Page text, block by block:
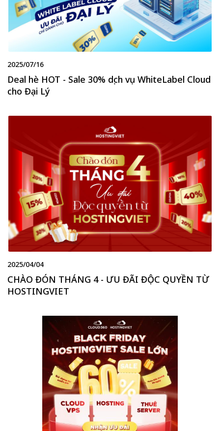
2025/07/16
Deal hè HOT - Sale 30% dịch vụ WhiteLabel Cloud
cho Đại Lý
2025/04/04
CHÀO ĐÓN THÁNG 4 - ƯU ĐÃI ĐỘC QUYỀN TỪ
HOSTINGVIET